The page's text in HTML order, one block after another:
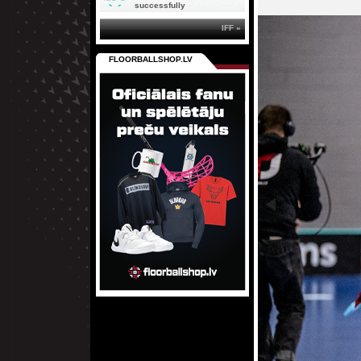
successfully
IFF »
FLOORBALLSHOP.LV